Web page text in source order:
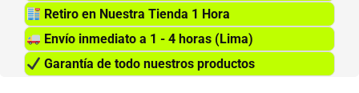
Retiro en Nuestra Tienda 1 Hora
Envío inmediato a 1 - 4 horas (Lima)
Garantía de todo nuestros productos